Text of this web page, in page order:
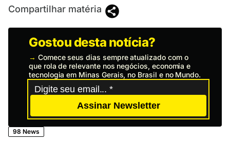
Compartilhar matéria
Gostou desta notícia?
→ Comece seus dias sempre atualizado com o
que rola de relevante nos negócios, economia e
tecnologia em Minas Gerais, no Brasil e no Mundo.
Assinar Newsletter
98 News